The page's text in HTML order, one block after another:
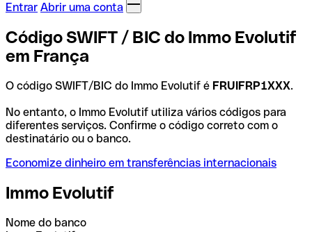
Entrar Abrir uma conta
Código SWIFT / BIC do Immo Evolutif
em França
O código SWIFT/BIC do Immo Evolutif é FRUIFRP1XXX.
No entanto, o Immo Evolutif utiliza vários códigos para
diferentes serviços. Confirme o código correto com o
destinatário ou o banco.
Economize dinheiro em transferências internacionais
Immo Evolutif
Nome do banco